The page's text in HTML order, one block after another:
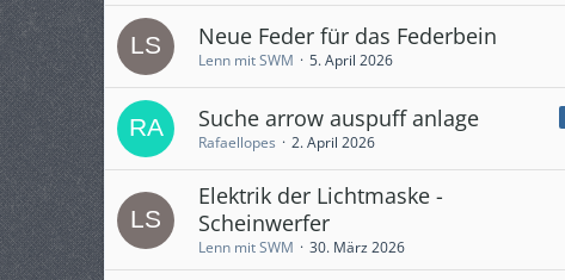
Neue Feder für das Federbein
Lenn mit SWM 5. April 2026
Suche arrow auspuff anlage
Rafaellopes 2. April 2026
Elektrik der Lichtmaske -
Scheinwerfer
Lenn mit SWM 30. März 2026